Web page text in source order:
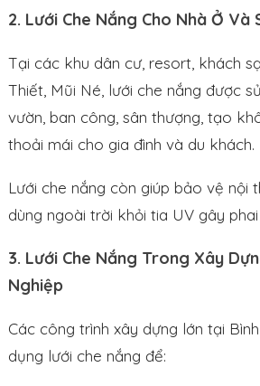
2. Lưới Che Nắng Cho Nhà Ở Và
Tại các khu dân cư, resort, khách
Thiết, Mũi Né, lưới che nắng được
vườn, ban công, sân thượng, tạo
thoải mái cho gia đình và du khách.
Lưới che nắng còn giúp bảo vệ nội
dùng ngoài trời khỏi tia UV gây
3. Lưới Che Nắng Trong Xây
Nghiệp
Các công trình xây dựng lớn tại
dụng lưới che nắng để: